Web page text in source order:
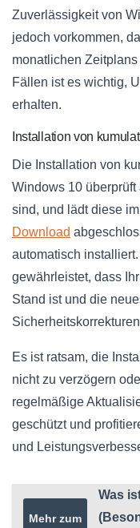
Zuverlässigkeit von
jedoch vorkommen,
monatlichen
Fällen ist es wichtig,
erhalten.
Installation von
Die Installation von
Windows 10
sind, und lädt diese
Download
automatisch
gewährleistet, dass
Stand ist und die
Es ist ratsam, die
nicht zu verzögern
regelmäßige
geschützt und
und
Mehr zum
Was